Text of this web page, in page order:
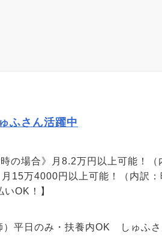
ふさん活躍中
の場合》月8.2万円以上可能！（
15万4000円以上可能！（内訳：
OK！】
）平日のみ・扶養内OK しゅふ